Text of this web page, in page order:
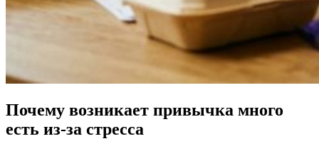
Почему возникает привычка много
есть из-за стресса